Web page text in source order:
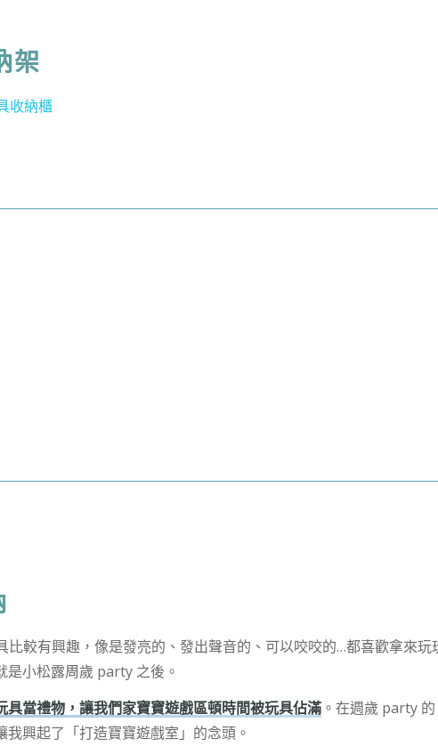
架
收納櫃
比較有興趣，像是發亮的、發出聲音的、可以咬咬的…都喜歡拿來玩
是小松露周歲 party 之後。
具當禮物，讓我們家寶寶遊戲區頓時間被玩具佔滿 。在週歲 party
興起了「打造寶寶遊戲室」的念頭。